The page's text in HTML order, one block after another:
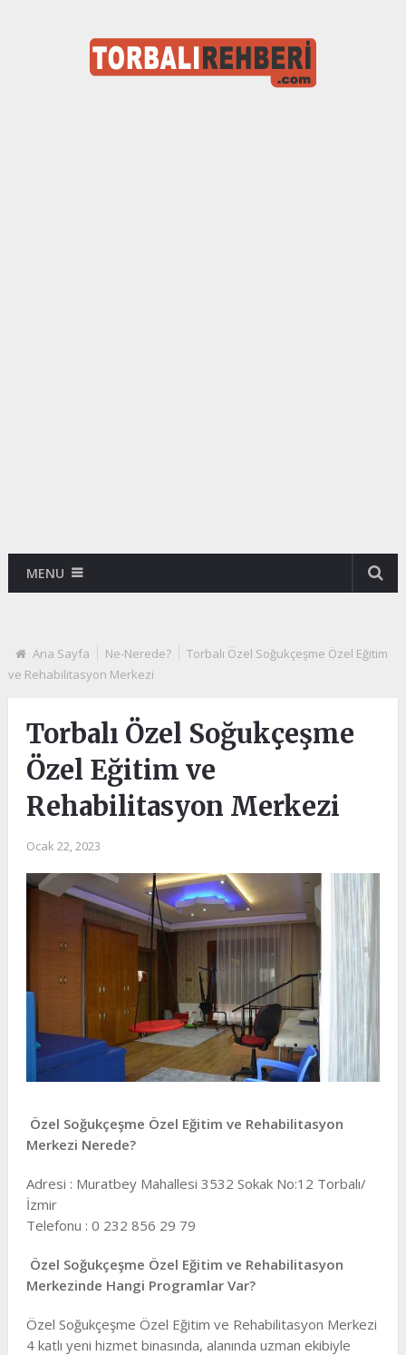
MENU
Ana Sayfa Ne-Nerede?
Torbalı Özel Soğukçeşme Özel Eğitim
ve Rehabilitasyon Merkezi
Torbalı Özel Soğukçeşme
Özel Eğitim ve
Rehabilitasyon Merkezi
Ocak 22, 2023
Özel Soğukçeşme Özel Eğitim ve Rehabilitasyon
Merkezi Nerede?
Adresi : Muratbey Mahallesi 3532 Sokak No:12 Torbalı/
İzmir
Telefonu : 0 232 856 29 79
Özel Soğukçeşme Özel Eğitim ve Rehabilitasyon
Merkezinde Hangi Programlar Var?
Özel Soğukçeşme Özel Eğitim ve Rehabilitasyon Merkezi
4 katlı yeni hizmet binasında, alanında uzman ekibiyle